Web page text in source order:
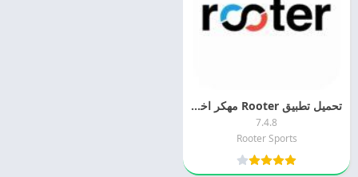
تحميل تطبيق Rooter مهكر اخر اصدار مجانا
7.4.8
Rooter Sports